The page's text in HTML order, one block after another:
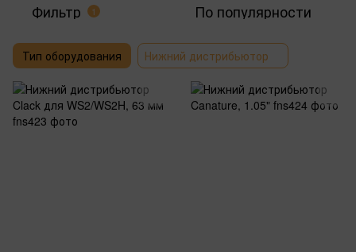
Фильтр 1 По популярности
Тип оборудования Нижний дистрибьютор